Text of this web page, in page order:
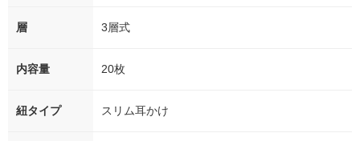
層 3層式
内容量 20枚
紐タイプ スリム耳かけ